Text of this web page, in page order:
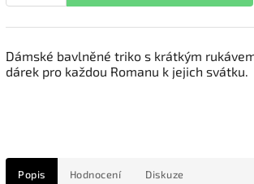
Dámské bavlněné triko s krátkým
dárek pro každou Romanu k jejich svátku.
Popis Hodnocení Diskuze